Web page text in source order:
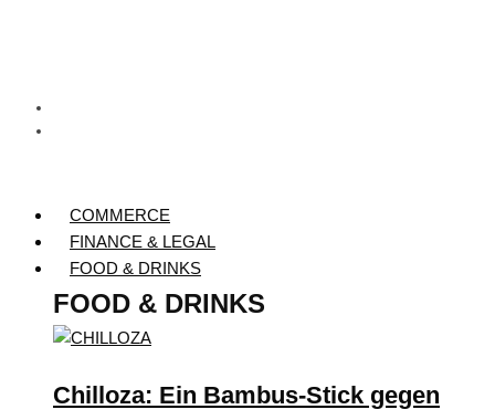
COMMERCE
FINANCE & LEGAL
FOOD & DRINKS
FOOD & DRINKS
Chilloza: Ein Bambus-Stick gegen